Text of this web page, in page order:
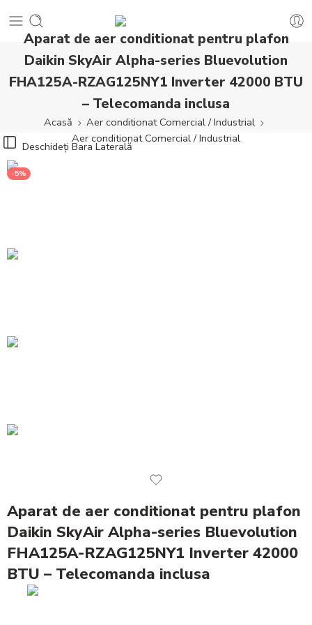
Aparat de aer conditionat pentru plafon
Daikin SkyAir Alpha-series Bluevolution
FHA125A-RZAG125NY1 Inverter 42000 BTU
– Telecomanda inclusa
Acasă
Aer conditionat Comercial / Industrial
Aer conditionat Comercial / Industrial
Deschideți Bara Laterală
-5%
Aparat de aer conditionat pentru plafon
Daikin SkyAir Alpha-series Bluevolution
FHA125A-RZAG125NY1 Inverter 42000
BTU – Telecomanda inclusa